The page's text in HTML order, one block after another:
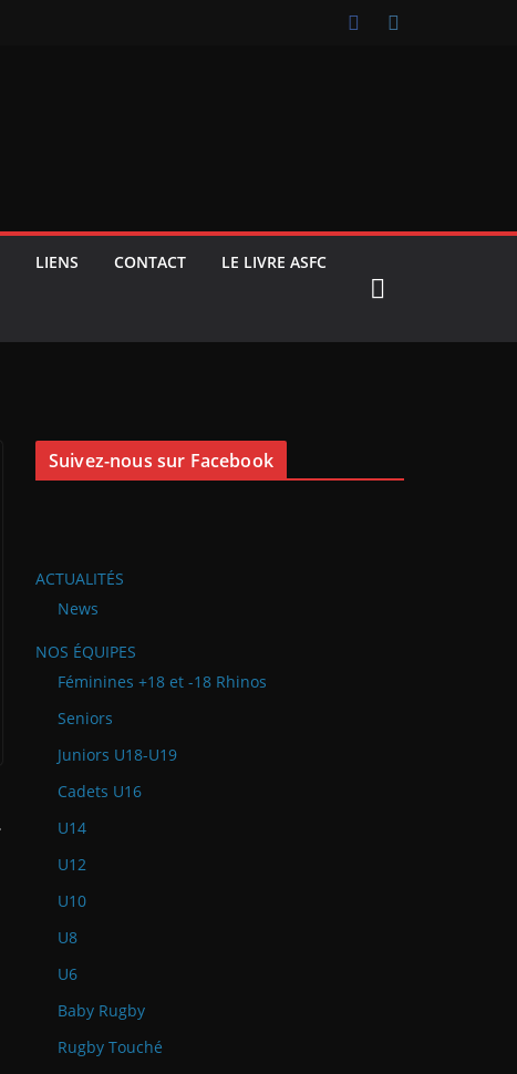
LIENS CONTACT LE LIVRE ASFC
Suivez-nous sur Facebook
ACTUALITÉS
News
NOS ÉQUIPES
Féminines +18 et -18 Rhinos
Seniors
Juniors U18-U19
Cadets U16
U14
U12
U10
U8
U6
Baby Rugby
Rugby Touché